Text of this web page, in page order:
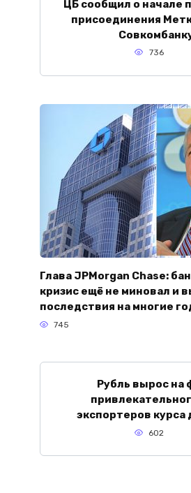
ЦБ сообщил о начале
присоединения
736
Глава JPMorgan Chase:
кризис ещё не миновал и
последствия на многие
745
Рубль вырос на
экспортеров курса
602